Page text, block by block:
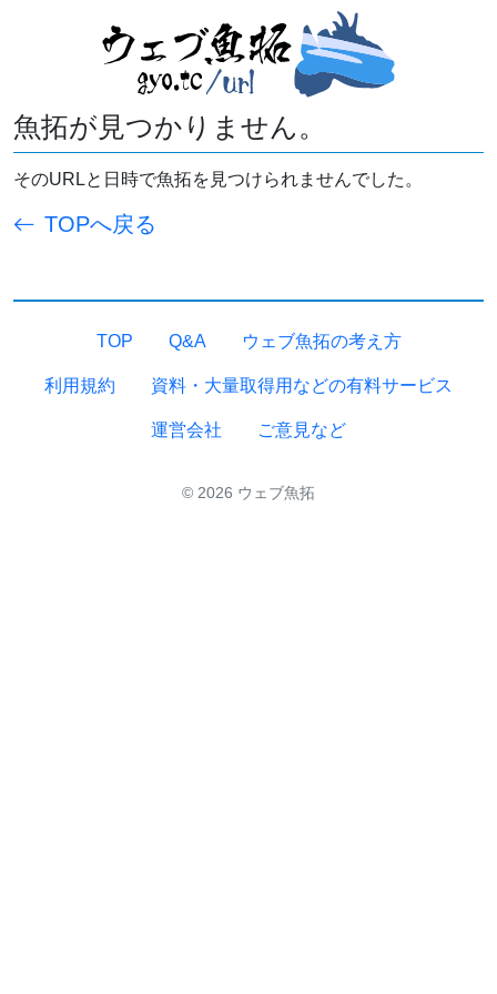
魚拓が見つかりません。
そのURLと日時で魚拓を見つけられませんでした。
TOPへ戻る
TOP Q&A ウェブ魚拓の考え方
利用規約 資料・大量取得用などの有料サービス
運営会社 ご意見など
© 2026 ウェブ魚拓